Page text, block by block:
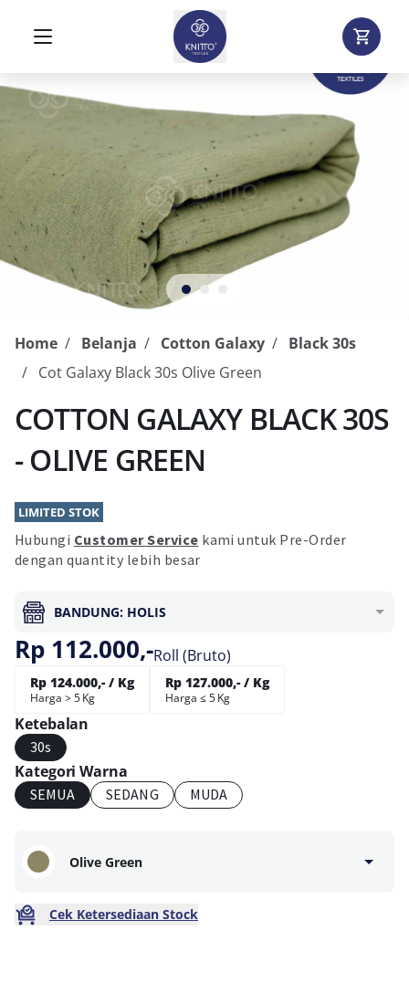
Home Belanja Cotton Galaxy
Black 30s
Cot Galaxy Black 30s Olive Green
COTTON GALAXY BLACK 30S
- OLIVE GREEN
LIMITED STOK
Hubungi Customer Service kami untuk Pre-Order
dengan quantity lebih besar
BANDUNG: HOLIS
Rp 112.000,-Roll (Bruto)
Rp 124.000,- / Kg
Harga > 5 Kg
Rp 127.000,- / Kg
Harga ≤ 5 Kg
Ketebalan
30s
Kategori Warna
SEMUA SEDANG MUDA
Olive Green
Cek Ketersediaan Stock